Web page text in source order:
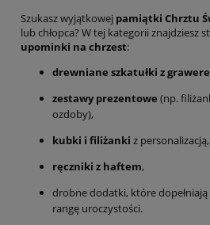
Szukasz wyjątkowej pamiątki Chrztu
lub chłopca? W tej kategorii znajdziesz
upominki na chrzest:
drewniane szkatułki z
zestawy prezentowe (np.
ozdoby),
kubki i filiżanki z personalizacją,
ręczniki z haftem,
drobne dodatki, które
rangę uroczystości.